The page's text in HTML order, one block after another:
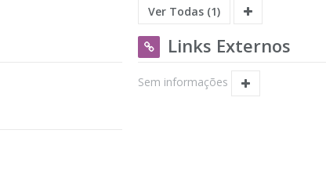
Ver Todas (1)
Links Externos
Sem informações